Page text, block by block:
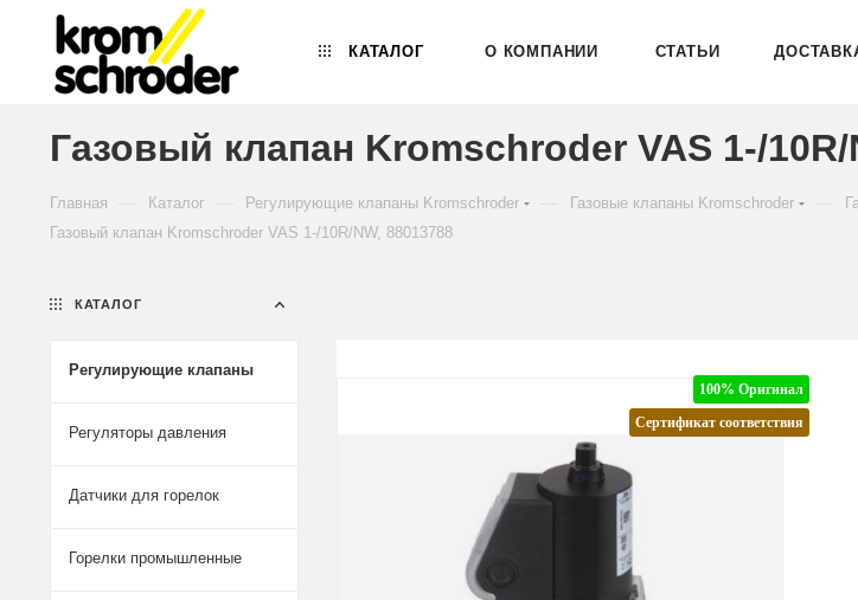
КАТАЛОГ О КОМПАНИИ СТАТЬИ
Газовый клапан Kromschroder VAS 1-/10R/
Главная Каталог Регулирующие клапаны Kromschroder Газовые клапаны Kromschroder
Газовый клапан Kromschroder VAS 1-/10R/NW, 88013788
100% Оригинал
Сертификат соответствия
КАТАЛОГ
Регулирующие клапаны
Регуляторы давления
Датчики для горелок
Горелки промышленные